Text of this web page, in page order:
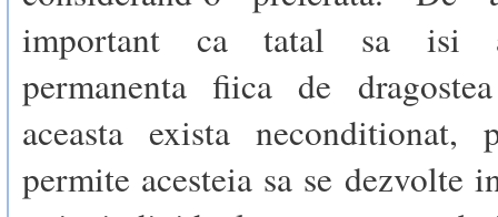
important ca tatal sa isi
permanenta fiica de
aceasta exista
permite acesteia sa se dezvolte